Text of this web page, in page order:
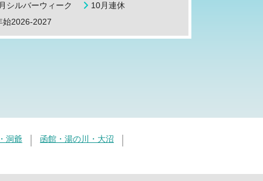
シルバーウィーク
10月連休
始2026-2027
洞爺 函館・湯の川・大沼